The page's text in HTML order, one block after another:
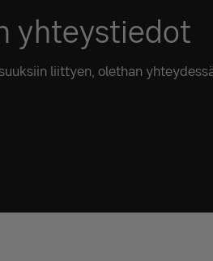
yhteystiedot
liittyen, olethan